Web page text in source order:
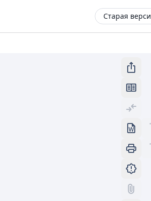
Старая